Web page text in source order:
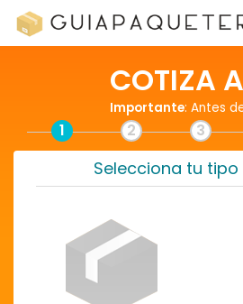
COTIZA
Importante: Antes
1 2 3
Selecciona tu tipo